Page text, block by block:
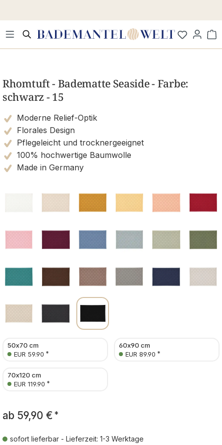
Rhomtuft - Badematte Seaside - Farbe:
schwarz - 15
Moderne Relief-Optik
Florales Design
Pflegeleicht und trocknergeeignet
100% hochwertige Baumwolle
Made in Germany
50x70 cm
EUR 59.90 *
60x90 cm
EUR 89.90 *
70x120 cm
EUR 119.90 *
ab 59,90 € *
sofort lieferbar - Lieferzeit: 1-3 Werktage